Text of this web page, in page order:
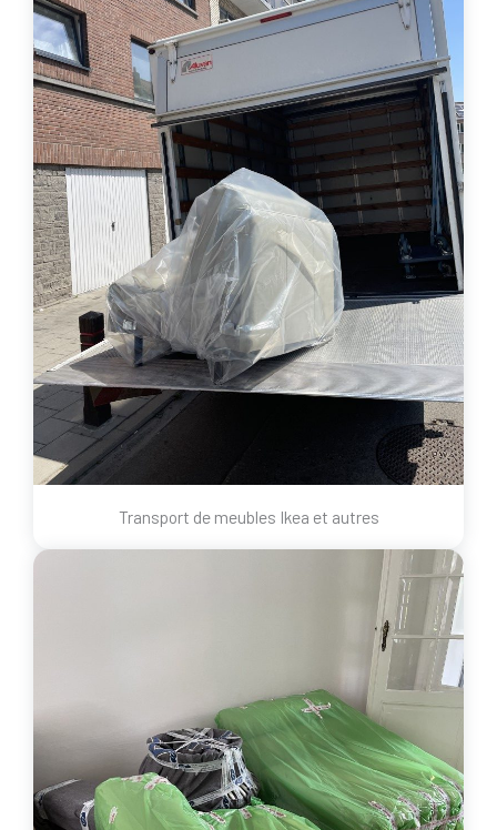
Transport de meubles Ikea et autres